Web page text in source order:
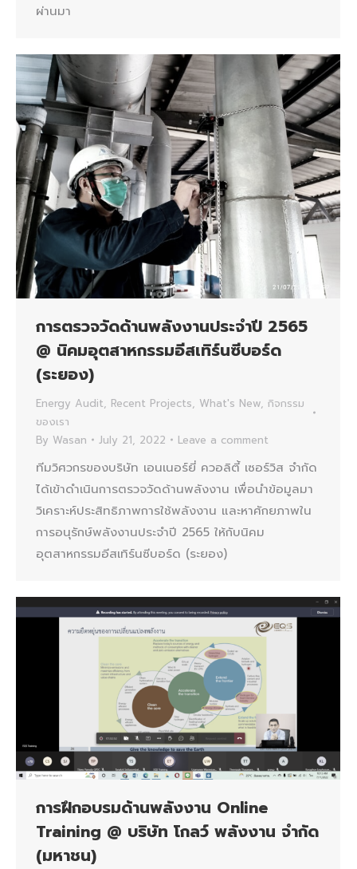
ผ่านมา
การตรวจวัดด้านพลังงานประจำปี 2565
@ นิคมอุตสาหกรรมอีสเทิร์นซีบอร์ด
(ระยอง)
Energy Audit, Recent Projects, What's New, กิจกรรม
ของเรา
By Wasan July 21, 2022 Leave a comment
ทีมวิศวกรของบริษัท เอนเนอร์ยี่ ควอลิตี้ เซอร์วิส จำกัด
ได้เข้าดำเนินการตรวจวัดด้านพลังงาน เพื่อนำข้อมูลมา
วิเคราะห์ประสิทธิภาพการใช้พลังงาน และหาศักยภาพใน
การอนุรักษ์พลังงานประจำปี 2565 ให้กับนิคม
อุตสาหกรรมอีสเทิร์นซีบอร์ด (ระยอง)
การฝึกอบรมด้านพลังงาน Online
Training @ บริษัท โกลว์ พลังงาน จำกัด
(มหาชน)